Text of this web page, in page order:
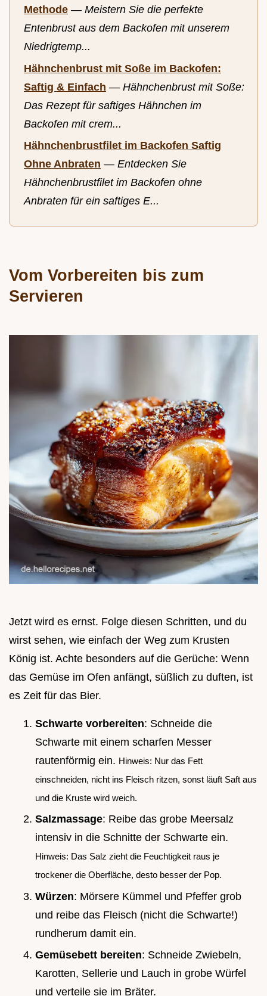
Methode — Meistern Sie die perfekte
Entenbrust aus dem Backofen mit unserem
Niedrigtemp...
Hähnchenbrust mit Soße im Backofen:
Saftig & Einfach — Hähnchenbrust mit Soße:
Das Rezept für saftiges Hähnchen im
Backofen mit crem...
Hähnchenbrustfilet im Backofen Saftig
Ohne Anbraten — Entdecken Sie
Hähnchenbrustfilet im Backofen ohne
Anbraten für ein saftiges E...
Vom Vorbereiten bis zum
Servieren
Jetzt wird es ernst. Folge diesen Schritten, und du
wirst sehen, wie einfach der Weg zum Krusten
König ist. Achte besonders auf die Gerüche: Wenn
das Gemüse im Ofen anfängt, süßlich zu duften, ist
es Zeit für das Bier.
Schwarte vorbereiten: Schneide die
Schwarte mit einem scharfen Messer
rautenförmig ein. Hinweis: Nur das Fett
einschneiden, nicht ins Fleisch ritzen, sonst läuft Saft aus
und die Kruste wird weich.
Salzmassage: Reibe das grobe Meersalz
intensiv in die Schnitte der Schwarte ein.
Hinweis: Das Salz zieht die Feuchtigkeit raus je
trockener die Oberfläche, desto besser der Pop.
Würzen: Mörsere Kümmel und Pfeffer grob
und reibe das Fleisch (nicht die Schwarte!)
rundherum damit ein.
Gemüsebett bereiten: Schneide Zwiebeln,
Karotten, Sellerie und Lauch in grobe Würfel
und verteile sie im Bräter.